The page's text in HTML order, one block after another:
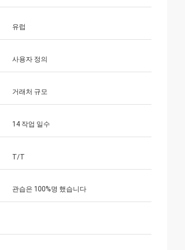
유럽
사용자 정의
거래처 규모
14 작업 일수
T/T
관습은 100%명 했습니다